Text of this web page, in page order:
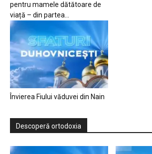
pentru mamele dătătoare de
viață – din partea...
Învierea Fiului văduvei din Nain
Descoperă ortodoxia